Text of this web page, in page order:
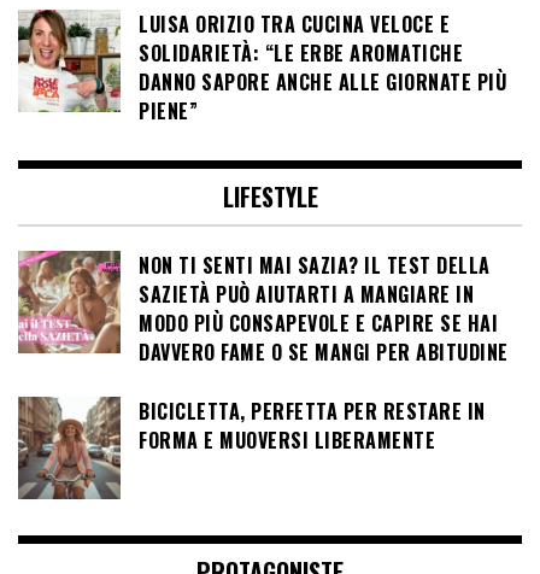
LUISA ORIZIO TRA CUCINA VELOCE E
SOLIDARIETÀ: “LE ERBE AROMATICHE
DANNO SAPORE ANCHE ALLE GIORNATE PIÙ
PIENE”
LIFESTYLE
NON TI SENTI MAI SAZIA? IL TEST DELLA
SAZIETÀ PUÒ AIUTARTI A MANGIARE IN
MODO PIÙ CONSAPEVOLE E CAPIRE SE HAI
DAVVERO FAME O SE MANGI PER ABITUDINE
BICICLETTA, PERFETTA PER RESTARE IN
FORMA E MUOVERSI LIBERAMENTE